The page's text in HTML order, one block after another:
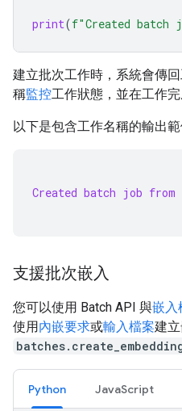
print(f"Created batch
建立批次工作時，系統會傳
稱監控工作狀態，並在工作
以下是包含工作名稱的輸出範
Created batch job from
支援批次嵌入
您可以使用 Batch API 與嵌入
使用內嵌要求或輸入檔案建
Python JavaScript